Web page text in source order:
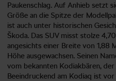
Paukenschlag. Auf Anhieb setzt
Größe an die Spitze der
ist auch unter historischen
Škoda. Das SUV misst stolze
angesichts einer Breite von 1,88
Höhe ausgewachsen. Seinen
vom bekannten Kodiakbären,
Beeindruckend am Kodiaq ist